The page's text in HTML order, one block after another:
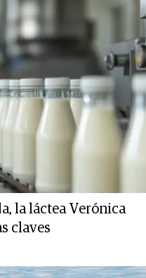
la láctea Verónica
claves